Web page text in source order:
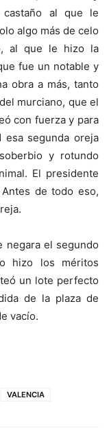
castaño al que le
algo más de celo
al que le hizo la
fue un notable y
obra a más, tanto
murciano, que el
con fuerza y para
esa segunda oreja
y rotundo
El presidente
de todo eso,
negara el segundo
hizo los méritos
un lote perfecto
de la plaza de
vacío.
VALENCIA